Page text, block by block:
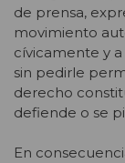
de prensa,
movimiento
cívicamente y
sin pedirle
derecho
defiende o se
En